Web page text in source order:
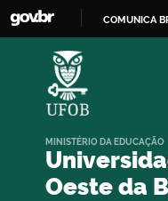
COMUNICA
Oeste da
MINISTÉRIO DA EDUCAÇÃO